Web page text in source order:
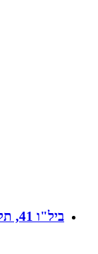
ביל"ו 41, תל אביב